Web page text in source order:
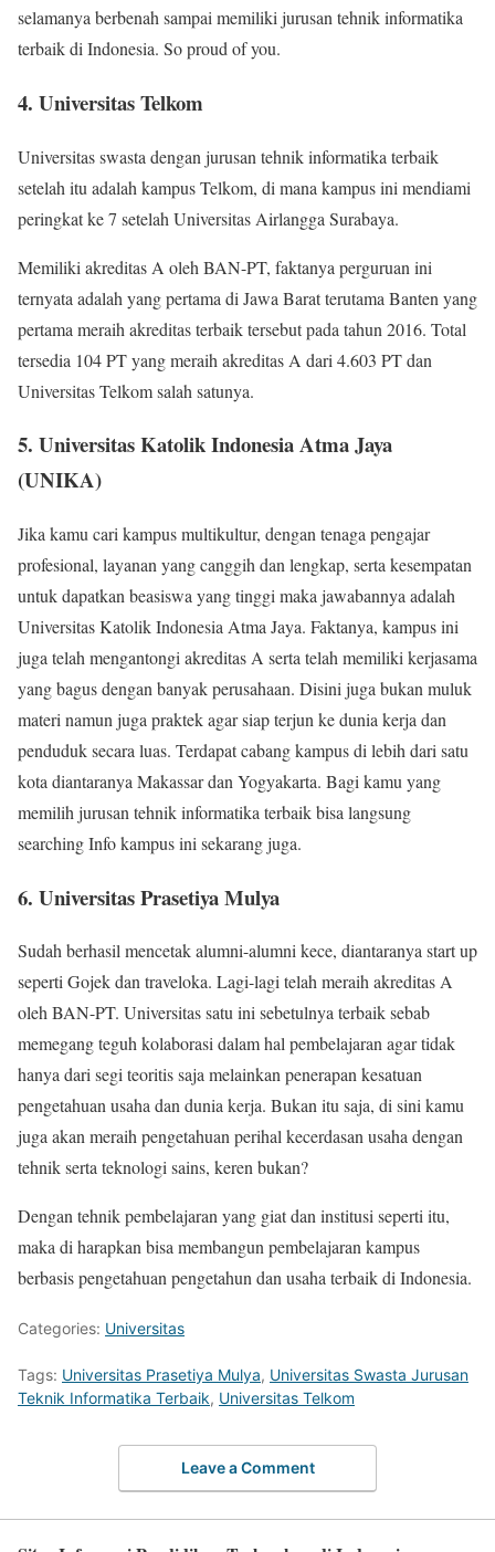
selamanya berbenah sampai memiliki jurusan tehnik informatika
terbaik di Indonesia. So proud of you.
4. Universitas Telkom
Universitas swasta dengan jurusan tehnik informatika terbaik
setelah itu adalah kampus Telkom, di mana kampus ini mendiami
peringkat ke 7 setelah Universitas Airlangga Surabaya.
Memiliki akreditas A oleh BAN-PT, faktanya perguruan ini
ternyata adalah yang pertama di Jawa Barat terutama Banten yang
pertama meraih akreditas terbaik tersebut pada tahun 2016. Total
tersedia 104 PT yang meraih akreditas A dari 4.603 PT dan
Universitas Telkom salah satunya.
5. Universitas Katolik Indonesia Atma Jaya
(UNIKA)
Jika kamu cari kampus multikultur, dengan tenaga pengajar
profesional, layanan yang canggih dan lengkap, serta kesempatan
untuk dapatkan beasiswa yang tinggi maka jawabannya adalah
Universitas Katolik Indonesia Atma Jaya. Faktanya, kampus ini
juga telah mengantongi akreditas A serta telah memiliki kerjasama
yang bagus dengan banyak perusahaan. Disini juga bukan muluk
materi namun juga praktek agar siap terjun ke dunia kerja dan
penduduk secara luas. Terdapat cabang kampus di lebih dari satu
kota diantaranya Makassar dan Yogyakarta. Bagi kamu yang
memilih jurusan tehnik informatika terbaik bisa langsung
searching Info kampus ini sekarang juga.
6. Universitas Prasetiya Mulya
Sudah berhasil mencetak alumni-alumni kece, diantaranya start up
seperti Gojek dan traveloka. Lagi-lagi telah meraih akreditas A
oleh BAN-PT. Universitas satu ini sebetulnya terbaik sebab
memegang teguh kolaborasi dalam hal pembelajaran agar tidak
hanya dari segi teoritis saja melainkan penerapan kesatuan
pengetahuan usaha dan dunia kerja. Bukan itu saja, di sini kamu
juga akan meraih pengetahuan perihal kecerdasan usaha dengan
tehnik serta teknologi sains, keren bukan?
Dengan tehnik pembelajaran yang giat dan institusi seperti itu,
maka di harapkan bisa membangun pembelajaran kampus
berbasis pengetahuan pengetahun dan usaha terbaik di Indonesia.
Categories: Universitas
Tags: Universitas Prasetiya Mulya, Universitas Swasta Jurusan
Teknik Informatika Terbaik, Universitas Telkom
Leave a Comment